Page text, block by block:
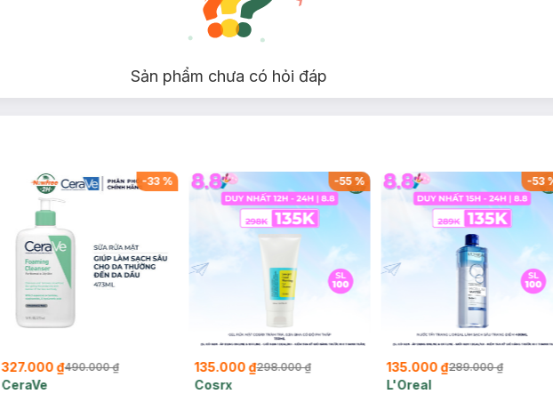
Sản phẩm chưa có hỏi đáp
-33%
327.000 ₫490.000 ₫
CeraVe
-55%
135.000 ₫298.000 ₫
Cosrx
-53
135.000 ₫289.000 ₫
L'Oreal